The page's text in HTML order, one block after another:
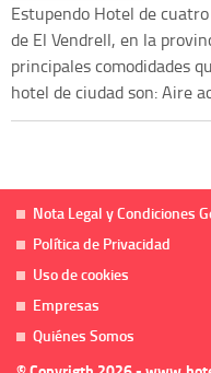
Estupendo Hotel de
de El Vendrell, en la
principales comodidades
hotel de ciudad son: Aire
Nota Legal y Condiciones
Política de Privacidad
Uso de cookies
Empresas
Quiénes Somos